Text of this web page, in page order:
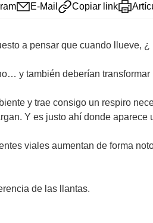
E-Mail Copiar link
a pensar que cuando llueve,
y también deberían transformar
y trae consigo un respiro
Y es justo ahí donde
viales aumentan de forma
de las llantas.